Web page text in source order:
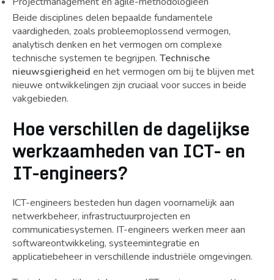
Beide disciplines delen bepaalde fundamentele
vaardigheden, zoals probleemoplossend vermogen,
analytisch denken en het vermogen om complexe
technische systemen te begrijpen. Technische
nieuwsgierigheid en het vermogen om bij te blijven met
nieuwe ontwikkelingen zijn cruciaal voor succes in beide
vakgebieden.
Hoe verschillen de dagelijkse
werkzaamheden van ICT- en
IT-engineers?
ICT-engineers besteden hun dagen voornamelijk aan
netwerkbeheer, infrastructuurprojecten en
communicatiesystemen. IT-engineers werken meer aan
softwareontwikkeling, systeemintegratie en
applicatiebeheer in verschillende industriële omgevingen.